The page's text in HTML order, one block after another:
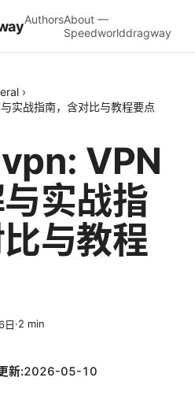
AuthorsAbout —
Speedworlddragway
›
实战指南，含对比与教程要点
VPN
实战指
与教程
日·2 min
新:2026-05-10